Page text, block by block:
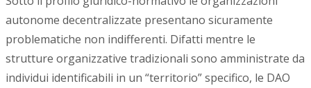
autonome decentralizzate presentano sicuramente
problematiche non indifferenti. Difatti mentre le
strutture organizzative tradizionali sono amministrate da
individui identificabili in un “territorio” specifico, le DAO